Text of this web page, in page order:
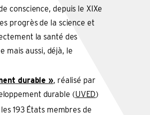
conscience, depuis le XIXe
progrès de la science et
la santé des
mais aussi, déjà, le
durable », réalisé par
durable (UVED)
193 États membres de